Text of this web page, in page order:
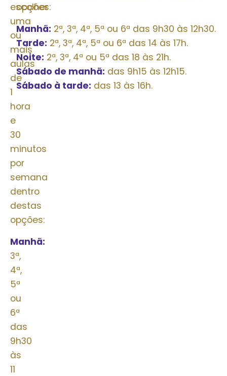
escolher
uma
ou
mais
aulas
de
1
hora
e
30
minutos
por
semana
dentro
destas
opções:
Manhã:
3ª,
4ª,
5ª
ou
6ª
das
9h30
às
11
opções:
Manhã: 2ª, 3ª, 4ª, 5ª ou 6ª das 9h30 às 12h30.
Tarde: 2ª, 3ª, 4ª, 5ª ou 6ª das 14 às 17h.
Noite: 2ª, 3ª, 4ª ou 5ª das 18 às 21h.
Sábado de manhã: das 9h15 às 12h15.
Sábado à tarde: das 13 às 16h.